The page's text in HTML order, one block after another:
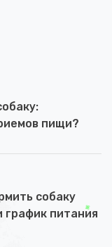
пищи?
собаку
график питания